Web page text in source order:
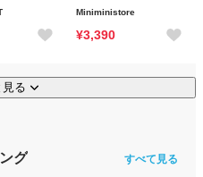
Miniministore
¥3,390
見る
グ すべて見る